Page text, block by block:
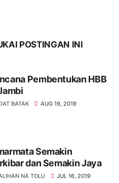
POSTINGAN INI
Pembentukan HBB
BATAK AUG 19, 2019
Semakin
dan Semakin Jaya
NA TOLU JUL 16, 2019